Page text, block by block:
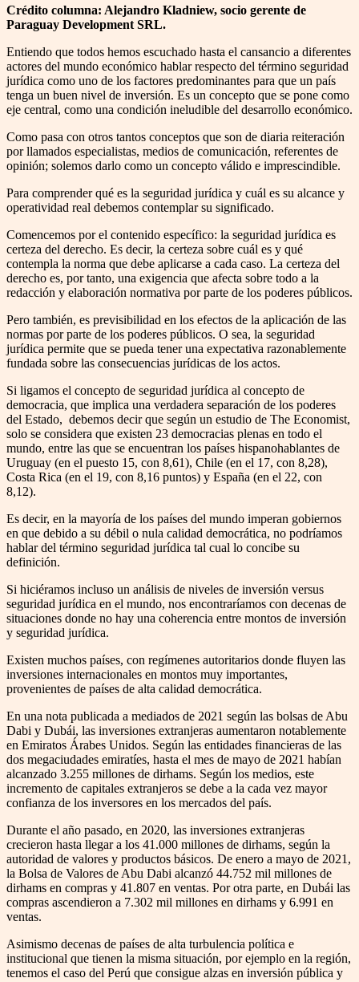
Crédito columna: Alejandro Kladniew, socio gerente de
Paraguay Development SRL.
Entiendo que todos hemos escuchado hasta el cansancio a diferentes
actores del mundo económico hablar respecto del término seguridad
jurídica como uno de los factores predominantes para que un país
tenga un buen nivel de inversión. Es un concepto que se pone como
eje central, como una condición ineludible del desarrollo económico.
Como pasa con otros tantos conceptos que son de diaria reiteración
por llamados especialistas, medios de comunicación, referentes de
opinión; solemos darlo como un concepto válido e imprescindible.
Para comprender qué es la seguridad jurídica y cuál es su alcance y
operatividad real debemos contemplar su significado.
Comencemos por el contenido específico: la seguridad jurídica es
certeza del derecho. Es decir, la certeza sobre cuál es y qué
contempla la norma que debe aplicarse a cada caso. La certeza del
derecho es, por tanto, una exigencia que afecta sobre todo a la
redacción y elaboración normativa por parte de los poderes públicos.
Pero también, es previsibilidad en los efectos de la aplicación de las
normas por parte de los poderes públicos. O sea, la seguridad
jurídica permite que se pueda tener una expectativa razonablemente
fundada sobre las consecuencias jurídicas de los actos.
Si ligamos el concepto de seguridad jurídica al concepto de
democracia, que implica una verdadera separación de los poderes
del Estado, debemos decir que según un estudio de The Economist,
solo se considera que existen 23 democracias plenas en todo el
mundo, entre las que se encuentran los países hispanohablantes de
Uruguay (en el puesto 15, con 8,61), Chile (en el 17, con 8,28),
Costa Rica (en el 19, con 8,16 puntos) y España (en el 22, con
8,12).
Es decir, en la mayoría de los países del mundo imperan gobiernos
en que debido a su débil o nula calidad democrática, no podríamos
hablar del término seguridad jurídica tal cual lo concibe su
definición.
Si hiciéramos incluso un análisis de niveles de inversión versus
seguridad jurídica en el mundo, nos encontraríamos con decenas de
situaciones donde no hay una coherencia entre montos de inversión
y seguridad jurídica.
Existen muchos países, con regímenes autoritarios donde fluyen las
inversiones internacionales en montos muy importantes,
provenientes de países de alta calidad democrática.
En una nota publicada a mediados de 2021 según las bolsas de Abu
Dabi y Dubái, las inversiones extranjeras aumentaron notablemente
en Emiratos Árabes Unidos. Según las entidades financieras de las
dos megaciudades emiratíes, hasta el mes de mayo de 2021 habían
alcanzado 3.255 millones de dirhams. Según los medios, este
incremento de capitales extranjeros se debe a la cada vez mayor
confianza de los inversores en los mercados del país.
Durante el año pasado, en 2020, las inversiones extranjeras
crecieron hasta llegar a los 41.000 millones de dirhams, según la
autoridad de valores y productos básicos. De enero a mayo de 2021,
la Bolsa de Valores de Abu Dabi alcanzó 44.752 mil millones de
dirhams en compras y 41.807 en ventas. Por otra parte, en Dubái las
compras ascendieron a 7.302 mil millones en dirhams y 6.991 en
ventas.
Asimismo decenas de países de alta turbulencia política e
institucional que tienen la misma situación, por ejemplo en la región,
tenemos el caso del Perú que consigue alzas en inversión pública y